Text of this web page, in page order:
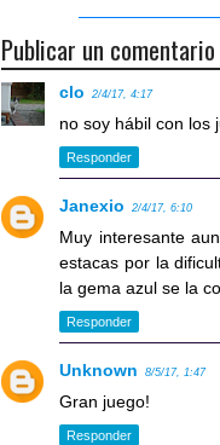
Publicar un comentario
clo 2/4/17, 4:17
no soy hábil con los
Responder
Janexio 2/4/17, 6:10
Muy interesante
estacas por la
la gema azul se la
Responder
Unknown 8/5/17, 1:47
Gran juego!
Responder